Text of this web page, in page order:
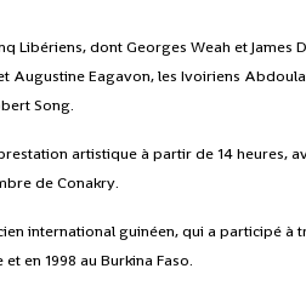
Libériens, dont Georges Weah et James
Augustine Eagavon, les Ivoiriens
Song.
artistique à partir de 14 heures,
de Conakry.
international guinéen, qui a participé
en 1998 au Burkina Faso.